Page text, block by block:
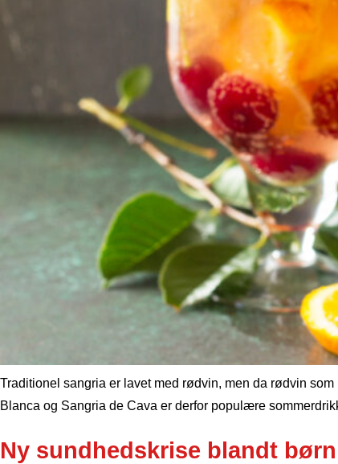
Traditionel sangria er lavet med rødvin, men da rødvin
Blanca og Sangria de Cava er derfor populære
Ny sundhedskrise blandt